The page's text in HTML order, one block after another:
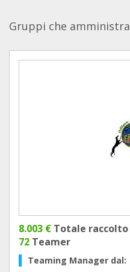
Gruppi che amministra
8.003 € Totale raccolto
72 Teamer
Teaming Manager dal: